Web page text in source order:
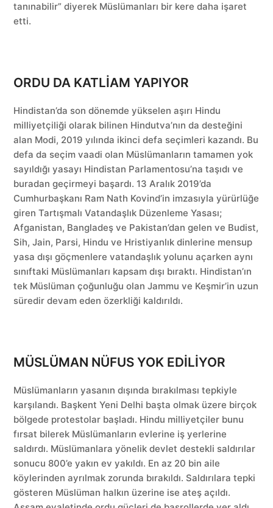
tanınabilir” diyerek Müslümanları bir kere daha işaret
etti.
ORDU DA KATLİAM YAPIYOR
Hindistan’da son dönemde yükselen aşırı Hindu
milliyetçiliği olarak bilinen Hindutva’nın da desteğini
alan Modi, 2019 yılında ikinci defa seçimleri kazandı. Bu
defa da seçim vaadi olan Müslümanların tamamen yok
sayıldığı yasayı Hindistan Parlamentosu’na taşıdı ve
buradan geçirmeyi başardı. 13 Aralık 2019’da
Cumhurbaşkanı Ram Nath Kovind’in imzasıyla yürürlüğe
giren Tartışmalı Vatandaşlık Düzenleme Yasası;
Afganistan, Bangladeş ve Pakistan’dan gelen ve Budist,
Sih, Jain, Parsi, Hindu ve Hristiyanlık dinlerine mensup
yasa dışı göçmenlere vatandaşlık yolunu açarken aynı
sınıftaki Müslümanları kapsam dışı bıraktı. Hindistan’ın
tek Müslüman çoğunluğu olan Jammu ve Keşmir’in uzun
süredir devam eden özerkliği kaldırıldı.
MÜSLÜMAN NÜFUS YOK EDİLİYOR
Müslümanların yasanın dışında bırakılması tepkiyle
karşılandı. Başkent Yeni Delhi başta olmak üzere birçok
bölgede protestolar başladı. Hindu milliyetçiler bunu
fırsat bilerek Müslümanların evlerine iş yerlerine
saldırdı. Müslümanlara yönelik devlet destekli saldırılar
sonucu 800’e yakın ev yakıldı. En az 20 bin aile
köylerinden ayrılmak zorunda bırakıldı. Saldırılara tepki
gösteren Müslüman halkın üzerine ise ateş açıldı.